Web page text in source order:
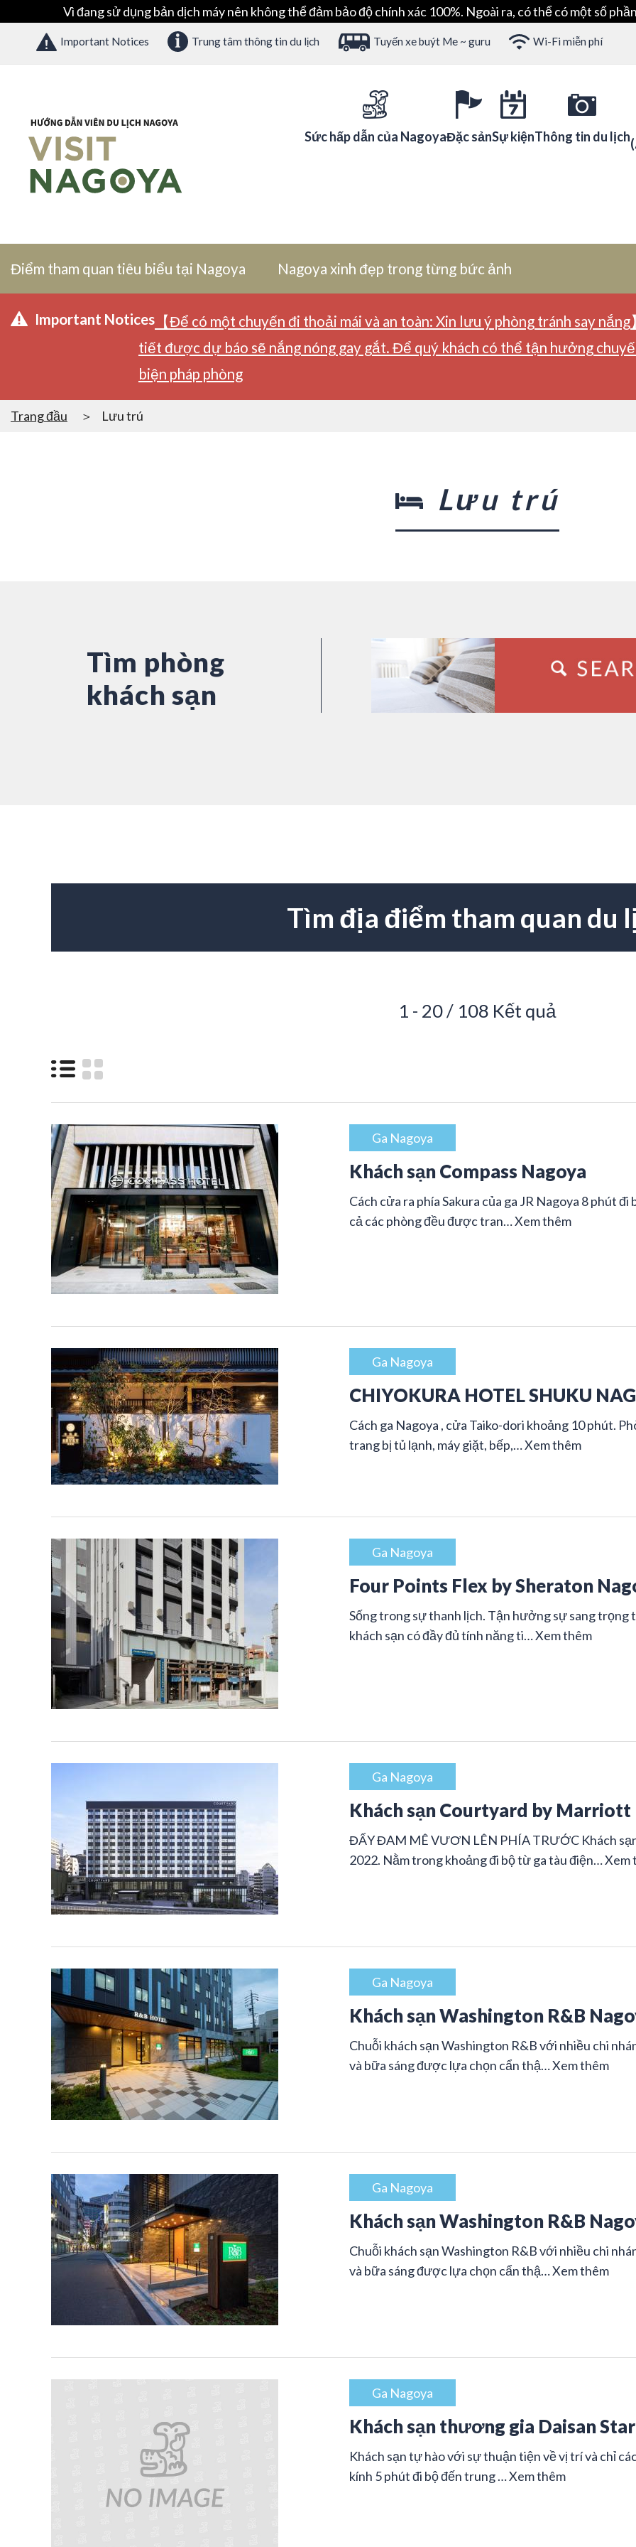
Vì đang sử dụng bản dịch máy nên không thể đảm bảo độ chính xác 100%. Ngoài ra, có thể có một số
Important Notices Trung tâm thông tin du lịch Tuyến xe buýt Me ~ guru Wi-Fi miễn phí
Sức hấp dẫn của NagoyaĐặc sảnSự kiệnThông tin du lịch
Điểm tham quan tiêu biểu tại Nagoya Nagoya xinh đẹp trong từng bức ảnh
Important Notices 【Để có một chuyến đi thoải mái và an toàn: Xin lưu ý phòng tránh say
tiết được dự báo sẽ nắng nóng gay gắt. Để quý khách có thể tận hưởng
biện pháp phòng
Trang đầu Lưu trú
Lưu trú
Tìm phòng
khách sạn
Tìm địa điểm tham quan du
1 - 20 / 108 Kết quả
Ga Nagoya
Khách sạn Compass Nagoya
Cách cửa ra phía Sakura của ga JR Nagoya 8 phút
cả các phòng đều được tran…Xem thêm
Ga Nagoya
CHIYOKURA HOTEL SHUKU
Cách ga Nagoya , cửa Taiko-dori khoảng 10 phút.
trang bị tủ lạnh, máy giặt, bếp,…Xem thêm
Ga Nagoya
Four Points Flex by Sheraton
Sống trong sự thanh lịch. Tận hưởng sự sang trọng
khách sạn có đầy đủ tính năng ti…Xem thêm
Ga Nagoya
Khách sạn Courtyard by Marriott
ĐẨY ĐAM MÊ VƯƠN LÊN PHÍA TRƯỚC Khách
2022. Nằm trong khoảng đi bộ từ ga tàu điện…Xem
Ga Nagoya
Khách sạn Washington R&B
Chuỗi khách sạn Washington R&B với nhiều chi
và bữa sáng được lựa chọn cẩn thậ…Xem thêm
Ga Nagoya
Khách sạn Washington R&B
Chuỗi khách sạn Washington R&B với nhiều chi
và bữa sáng được lựa chọn cẩn thậ…Xem thêm
Ga Nagoya
Khách sạn thương gia Daisan
Khách sạn tự hào với sự thuận tiện về vị trí và chỉ
kính 5 phút đi bộ đến trung …Xem thêm